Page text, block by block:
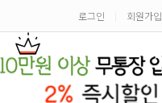
로그인 회원가입